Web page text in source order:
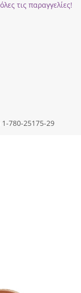
τις παραγγελίες!
780-25175-29